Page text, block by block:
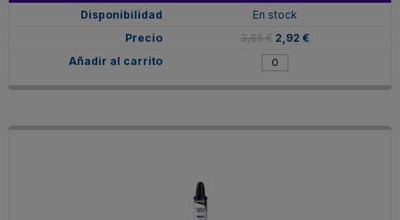
En stock
3,65 € 2,92 €